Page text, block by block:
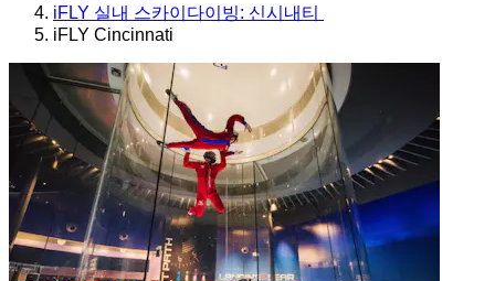
iFLY 실내 스카이다이빙: 신시내티
iFLY Cincinnati